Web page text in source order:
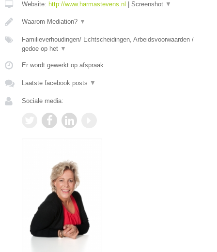
Website: http://www.harmastevens.nl Screenshot ▼
Waarom Mediation? ▼
Familieverhoudingen/ Echtscheidingen, Arbeidsvoorwaarden /
gedoe op het ▼
Er wordt gewerkt op afspraak.
Laatste facebook posts ▼
Sociale media: